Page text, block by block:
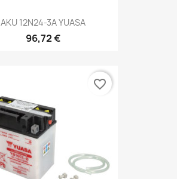
AKU 12N24-3A YUASA
96,72 €
favorite_border